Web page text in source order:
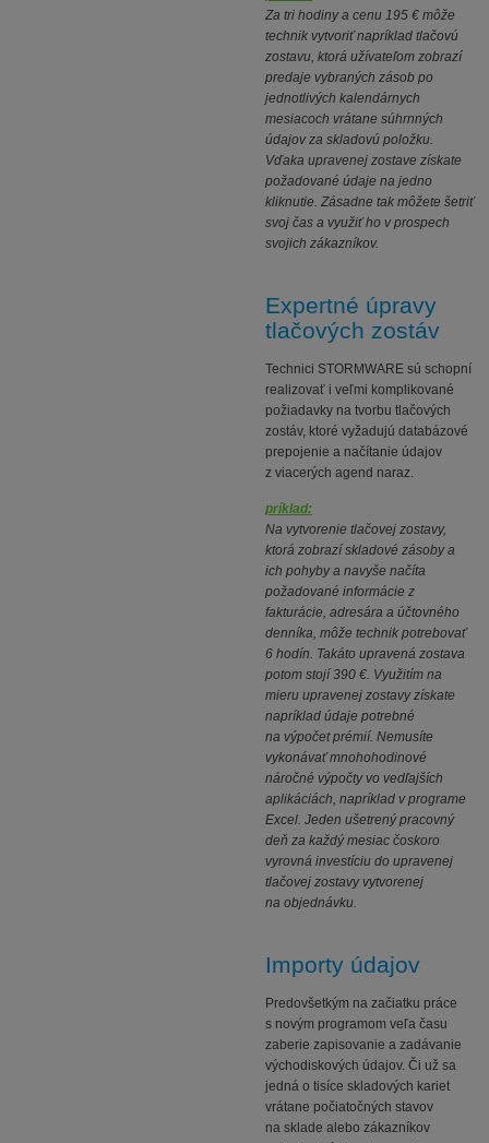
Za tri hodiny a cenu 195 € môže
technik vytvoriť napríklad tlačovú
zostavu, ktorá užívateľom zobrazí
predaje vybraných zásob po
jednotlivých kalendárnych
mesiacoch vrátane súhrnných
údajov za skladovú položku.
Vďaka upravenej zostave získate
požadované údaje na jedno
kliknutie. Zásadne tak môžete šetriť
svoj čas a využiť ho v prospech
svojich zákazníkov.
Expertné úpravy
tlačových zostáv
Technici STORMWARE sú schopní
realizovať i veľmi komplikované
požiadavky na tvorbu tlačových
zostáv, ktoré vyžadujú databázové
prepojenie a načítanie údajov
z viacerých agend naraz.
príklad:
Na vytvorenie tlačovej zostavy,
ktorá zobrazí skladové zásoby a
ich pohyby a navyše načíta
požadované informácie z
fakturácie, adresára a účtovného
denníka, môže technik potrebovať
6 hodín. Takáto upravená zostava
potom stojí 390 €. Využitím na
mieru upravenej zostavy získate
napríklad údaje potrebné
na výpočet prémií. Nemusíte
vykonávať mnohohodinové
náročné výpočty vo vedľajších
aplikáciách, napríklad v programe
Excel. Jeden ušetrený pracovný
deň za každý mesiac čoskoro
vyrovná investíciu do upravenej
tlačovej zostavy vytvorenej
na objednávku.
Importy údajov
Predovšetkým na začiatku práce
s novým programom veľa času
zaberie zapisovanie a zadávanie
východiskových údajov. Či už sa
jedná o tisíce skladových kariet
vrátane počiatočných stavov
na sklade alebo zákazníkov